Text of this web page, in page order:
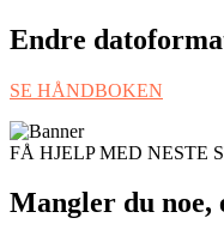
Endre
SE HÅNDBOKEN
FÅ HJELP MED NESTE
Mangler du noe,